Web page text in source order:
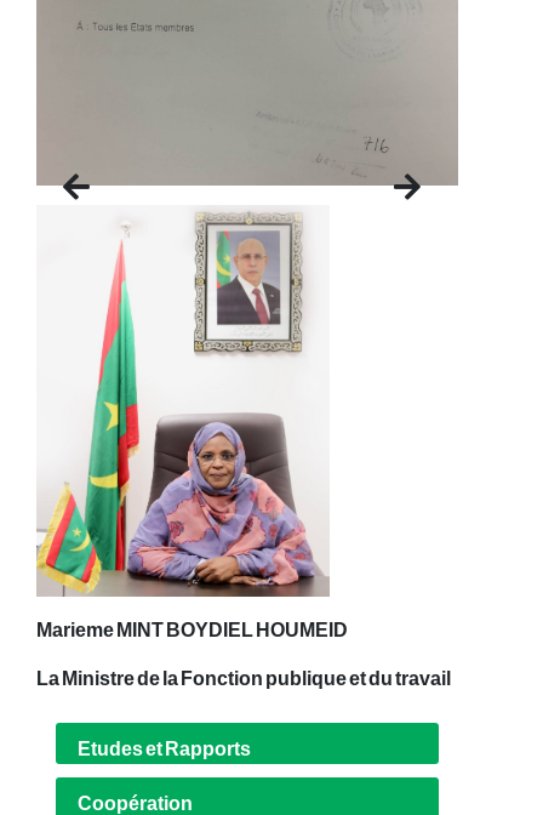
Previous Next
Marieme MINT BOYDIEL HOUMEID
La Ministre de la Fonction publique et du travail
Etudes et Rapports
Coopération